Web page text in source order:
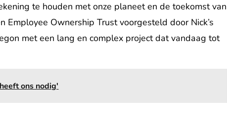
te houden met onze planeet en de toekomst van
Ownership Trust voorgesteld door Nick’s
met een lang en complex project dat vandaag tot
ons nodig'